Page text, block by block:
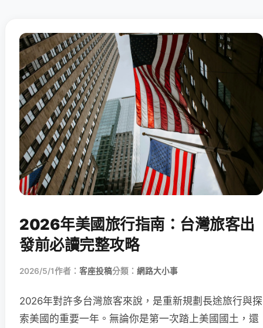
2026年美國旅行指南：台灣旅客出
發前必讀完整攻略
2026/5/1作者： 客座投稿分類： 網路大小事
2026年對許多台灣旅客來說，是重新規劃長途旅行與探
索美國的重要一年。無論你是第一次踏上美國國土，還